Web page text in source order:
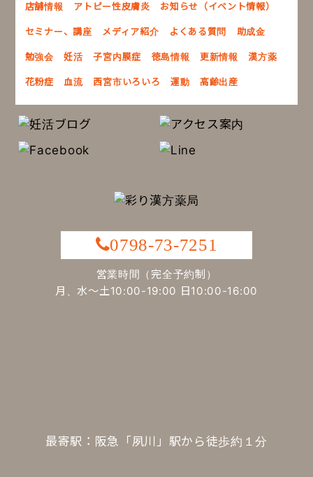
店舗情報 アトピー性皮膚炎 お知らせ（イベント情報）
セミナー、講座 メディア紹介 よくある質問 助成金
勉強会 妊活 子宮内膜症 徳島情報 更新情報 漢方薬
花粉症 血流 西宮市いろいろ 運動 高齢出産
0798-73-7251
営業時間（完全予約制）
月、水～土10:00-19:00 日10:00-16:00
最寄駅：阪急「夙川」駅から徒歩約１分